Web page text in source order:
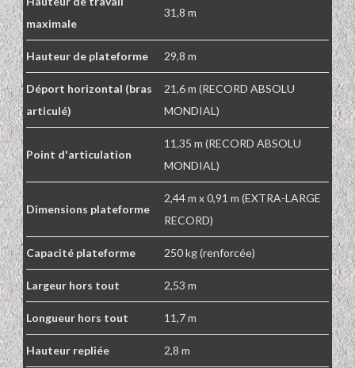
maximale
31,8 m
Hauteur de plateforme 29,8 m
Déport horizontal (bras
articulé)
21,6 m (RECORD ABSOLU
MONDIAL)
Point d'articulation
11,35 m (RECORD ABSOLU
MONDIAL)
Dimensions plateforme
2,44 m x 0,91 m (EXTRA-LARGE
RECORD)
Capacité plateforme 250 kg (renforcée)
Largeur hors tout 2,53 m
Longueur hors tout 11,7 m
Hauteur repliée 2,8 m